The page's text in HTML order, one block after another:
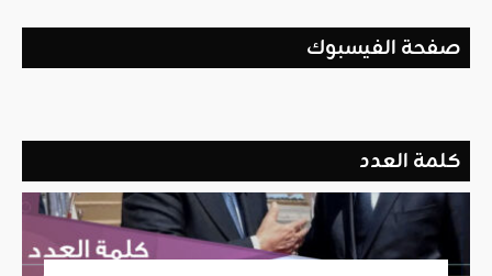
صفحة الفيسبوك
كلمة العدد